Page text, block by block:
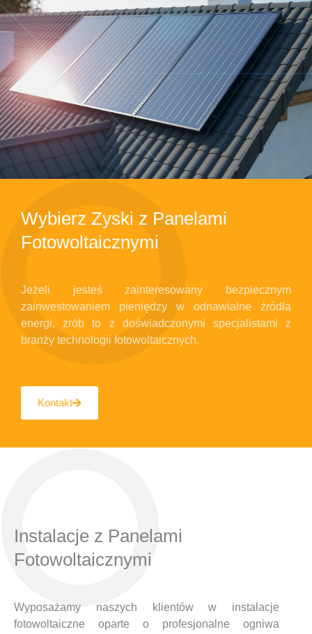
Wybierz Zyski z Panelami
Fotowoltaicznymi
Jeżeli jesteś zainteresowany bezpiecznym
zainwestowaniem pieniędzy w odnawialne źródła
energi, zrób to z doświadczonymi specjalistami z
branży technologii fotowoltaicznych.
Kontakt
Instalacje z Panelami
Fotowoltaicznymi
Wyposażamy naszych klientów w instalacje
fotowoltaiczne oparte o profesjonalne ogniwa